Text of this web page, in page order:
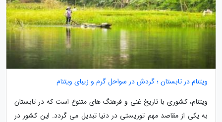
ویتنام در تابستان ؛ گردش در سواحل گرم و زیبای ویتنام
ویتنام، کشوری با تاریخ غنی و فرهنگ های متنوع است که در تابستان
به یکی از مقاصد مهم توریستی در دنیا تبدیل می گردد. این کشور در